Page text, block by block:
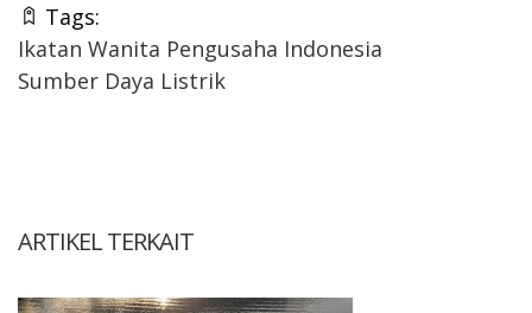
Tags:
Ikatan Wanita Pengusaha Indonesia
Sumber Daya Listrik
ARTIKEL TERKAIT